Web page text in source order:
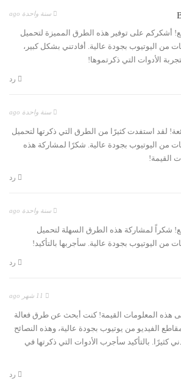
سنة واحدة ago
أشكركم على توفير هذه الطرق المميزة لتحميل
من اليوتيوب بجودة عالية. أفادتني بشكل كبير،
الأدوات التي ذكرتموها!
رد
سنة واحدة ago
لقد استفدت كثيرًا من الطرق التي ذكرتها لتحميل
من اليوتيوب بجودة عالية. شكرًا لمشاركة هذه
القيمة!
رد
سنة واحدة ago
شكراً لمشاركة هذه الطرق السهلة لتحميل
من اليوتيوب بجودة عالية. سأجربها بالتأكيد!
رد
هذه المعلومات القيمة! كنت أبحث عن طرق فعالة
الفيديو من يوتيوب بجودة عالية، وهذه النصائح
كثيرًا. بالتأكيد سأجرب الأدوات التي ذكرتها في
رد